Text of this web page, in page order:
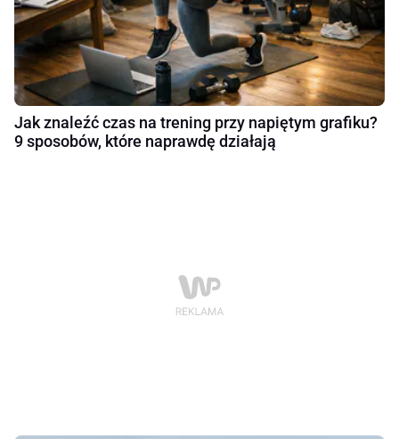
Jak znaleźć czas na trening przy napiętym grafiku?
9 sposobów, które naprawdę działają